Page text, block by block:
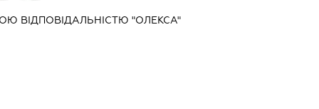
ВІДПОВІДАЛЬНІСТЮ "ОЛЕКСА"